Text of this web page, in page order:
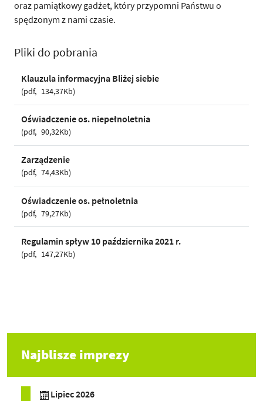
oraz pamiątkowy gadżet, który przypomni Państwu o
spędzonym z nami czasie.
Pliki do pobrania
Klauzula informacyjna Bliżej siebie
pdf 134,37Kb
Oświadczenie os. niepełnoletnia
pdf 90,32Kb
Zarządzenie
pdf 74,43Kb
Oświadczenie os. pełnoletnia
pdf 79,27Kb
Regulamin spływ 10 października 2021 r.
pdf 147,27Kb
Najblisze imprezy
Lipiec 2026